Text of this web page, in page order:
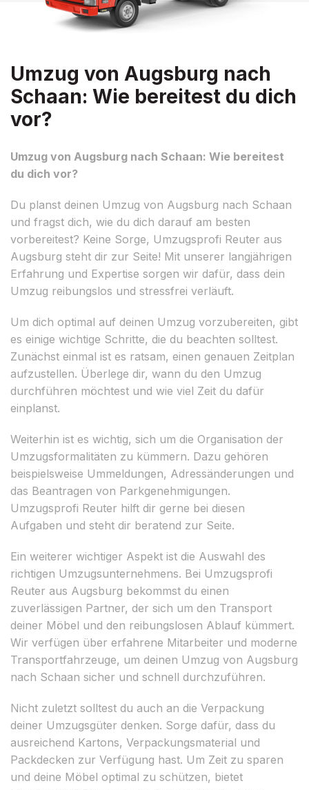
Umzug von Augsburg nach
Schaan: Wie bereitest du dich
vor?
Umzug von Augsburg nach Schaan: Wie bereitest
du dich vor?
Du planst deinen Umzug von Augsburg nach Schaan
und fragst dich, wie du dich darauf am besten
vorbereitest? Keine Sorge, Umzugsprofi Reuter aus
Augsburg steht dir zur Seite! Mit unserer langjährigen
Erfahrung und Expertise sorgen wir dafür, dass dein
Umzug reibungslos und stressfrei verläuft.
Um dich optimal auf deinen Umzug vorzubereiten, gibt
es einige wichtige Schritte, die du beachten solltest.
Zunächst einmal ist es ratsam, einen genauen Zeitplan
aufzustellen. Überlege dir, wann du den Umzug
durchführen möchtest und wie viel Zeit du dafür
einplanst.
Weiterhin ist es wichtig, sich um die Organisation der
Umzugsformalitäten zu kümmern. Dazu gehören
beispielsweise Ummeldungen, Adressänderungen und
das Beantragen von Parkgenehmigungen.
Umzugsprofi Reuter hilft dir gerne bei diesen
Aufgaben und steht dir beratend zur Seite.
Ein weiterer wichtiger Aspekt ist die Auswahl des
richtigen Umzugsunternehmens. Bei Umzugsprofi
Reuter aus Augsburg bekommst du einen
zuverlässigen Partner, der sich um den Transport
deiner Möbel und den reibungslosen Ablauf kümmert.
Wir verfügen über erfahrene Mitarbeiter und moderne
Transportfahrzeuge, um deinen Umzug von Augsburg
nach Schaan sicher und schnell durchzuführen.
Nicht zuletzt solltest du auch an die Verpackung
deiner Umzugsgüter denken. Sorge dafür, dass du
ausreichend Kartons, Verpackungsmaterial und
Packdecken zur Verfügung hast. Um Zeit zu sparen
und deine Möbel optimal zu schützen, bietet